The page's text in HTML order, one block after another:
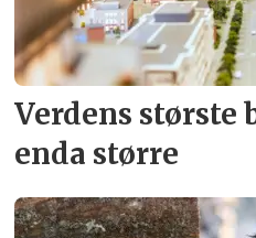
Verdens største
enda større